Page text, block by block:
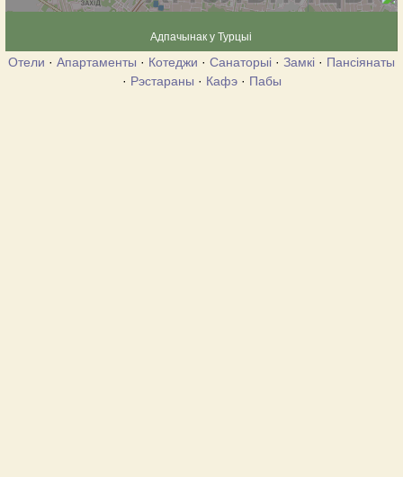
Адпачынак у Турцыі
Отели · Апартаменты · Котеджи · Санаторыі · Замкі · Пансіянаты
· Рэстараны · Кафэ· Пабы